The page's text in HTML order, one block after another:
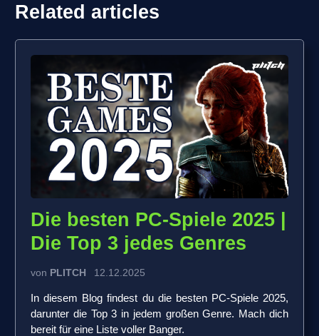
Related articles
Die besten PC-Spiele 2025 |
Die Top 3 jedes Genres
von PLITCH 12.12.2025
In diesem Blog findest du die besten PC-Spiele 2025,
darunter die Top 3 in jedem großen Genre. Mach dich
bereit für eine Liste voller Banger.